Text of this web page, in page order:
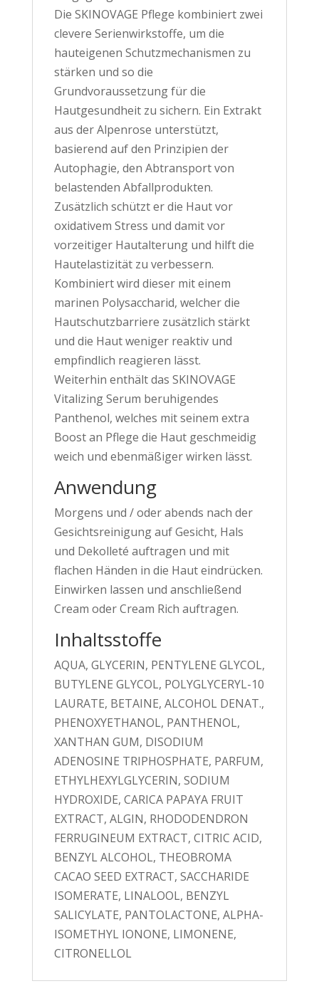
Die SKINOVAGE Pflege kombiniert zwei
clevere Serienwirkstoffe, um die
hauteigenen Schutzmechanismen zu
stärken und so die
Grundvoraussetzung für die
Hautgesundheit zu sichern. Ein Extrakt
aus der Alpenrose unterstützt,
basierend auf den Prinzipien der
Autophagie, den Abtransport von
belastenden Abfallprodukten.
Zusätzlich schützt er die Haut vor
oxidativem Stress und damit vor
vorzeitiger Hautalterung und hilft die
Hautelastizität zu verbessern.
Kombiniert wird dieser mit einem
marinen Polysaccharid, welcher die
Hautschutzbarriere zusätzlich stärkt
und die Haut weniger reaktiv und
empfindlich reagieren lässt.
Weiterhin enthält das SKINOVAGE
Vitalizing Serum beruhigendes
Panthenol, welches mit seinem extra
Boost an Pflege die Haut geschmeidig
weich und ebenmäßiger wirken lässt.
Anwendung
Morgens und / oder abends nach der
Gesichtsreinigung auf Gesicht, Hals
und Dekolleté auftragen und mit
flachen Händen in die Haut eindrücken.
Einwirken lassen und anschließend
Cream oder Cream Rich auftragen.
Inhaltsstoffe
AQUA, GLYCERIN, PENTYLENE GLYCOL,
BUTYLENE GLYCOL, POLYGLYCERYL-10
LAURATE, BETAINE, ALCOHOL DENAT.,
PHENOXYETHANOL, PANTHENOL,
XANTHAN GUM, DISODIUM
ADENOSINE TRIPHOSPHATE, PARFUM,
ETHYLHEXYLGLYCERIN, SODIUM
HYDROXIDE, CARICA PAPAYA FRUIT
EXTRACT, ALGIN, RHODODENDRON
FERRUGINEUM EXTRACT, CITRIC ACID,
BENZYL ALCOHOL, THEOBROMA
CACAO SEED EXTRACT, SACCHARIDE
ISOMERATE, LINALOOL, BENZYL
SALICYLATE, PANTOLACTONE, ALPHA-
ISOMETHYL IONONE, LIMONENE,
CITRONELLOL